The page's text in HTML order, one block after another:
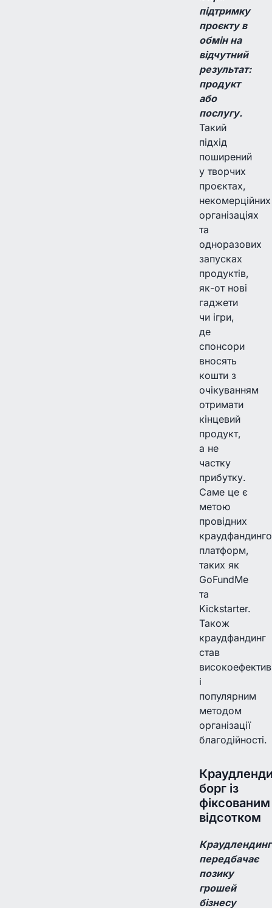
підтримку
проєкту в
обмін на
відчутний
результат:
продукт
або
послугу.
Такий
підхід
поширений
у творчих
проєктах,
некомерційних
організаціях
та
одноразових
запусках
продуктів,
як-от нові
гаджети
чи ігри,
де
спонсори
вносять
кошти з
очікуванням
отримати
кінцевий
продукт,
а не
частку
прибутку.
Саме це є
метою
провідних
платформ,
таких як
GoFundMe
та
Kickstarter.
Також
краудфандинг
став
і
популярним
методом
організації
благодійності.
борг із
фіксованим
відсотком
Краудлендинг
передбачає
позику
грошей
бізнесу